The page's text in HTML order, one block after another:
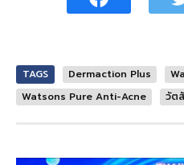
TAGS Dermaction Plus
Watsons Pure Anti-Acne
วัต